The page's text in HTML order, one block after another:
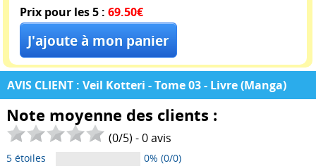
Prix pour les 5 : 69.50€
AVIS CLIENT : Veil Kotteri - Tome 03 - Livre (Manga)
Note moyenne des clients :
(0/5) -0avis
5 étoiles
0% (0/0)